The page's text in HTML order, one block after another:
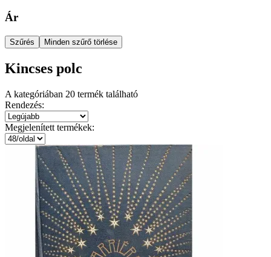
Ár
Szűrés Minden szűrő törlése
Kincses polc
A kategóriában 20 termék található
Rendezés:
Megjelenített termékek: